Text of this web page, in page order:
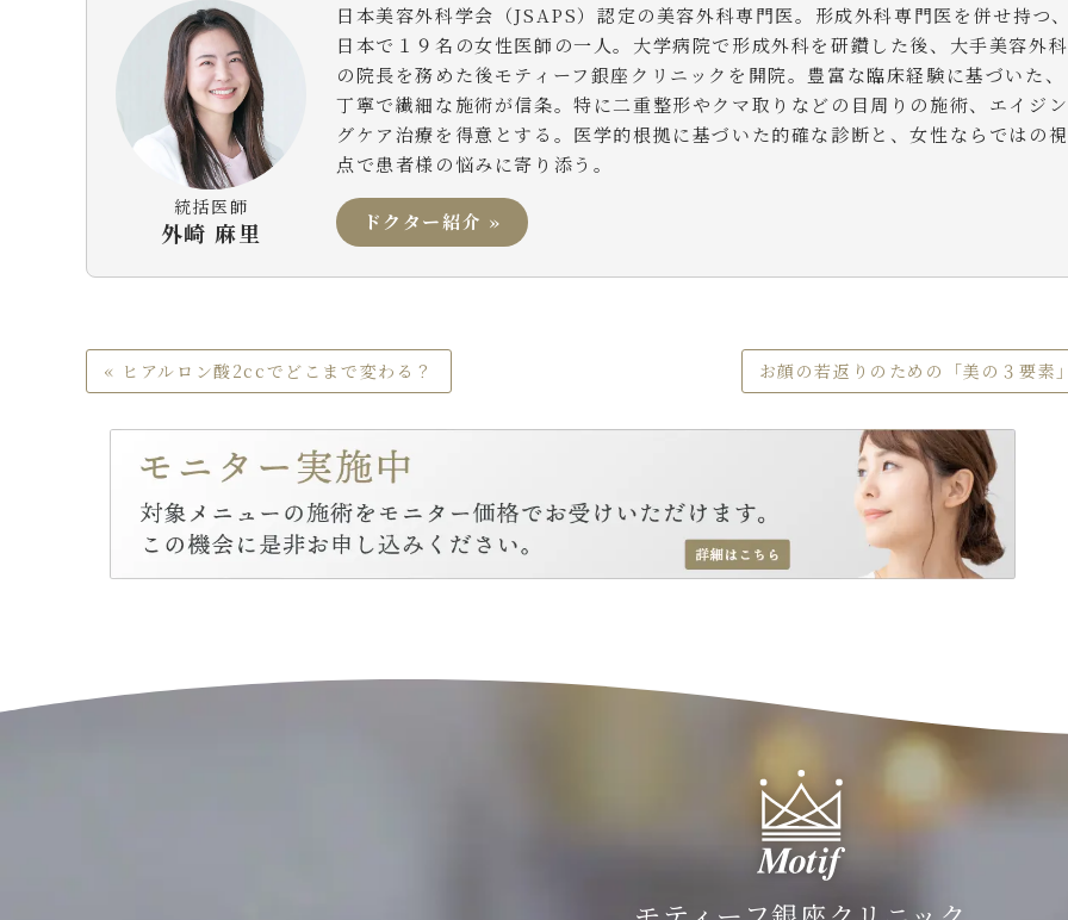
統括医師
外崎 麻里
日本美容外科学会（JSAPS）認定の美容外科専門医。形成外科専門医を併せ持つ、
日本で１９名の女性医師の一人。大学病院で形成外科を研鑽した後、大手美容外科
の院長を務めた後モティーフ銀座クリニックを開院。豊富な臨床経験に基づいた、
丁寧で繊細な施術が信条。特に二重整形やクマ取りなどの目周りの施術、エイジン
グケア治療を得意とする。医学的根拠に基づいた的確な診断と、女性ならではの視
点で患者様の悩みに寄り添う。
ドクター紹介 »
« ヒアルロン酸2ccでどこまで変わる？ お顔の若返りのための「美の３要素